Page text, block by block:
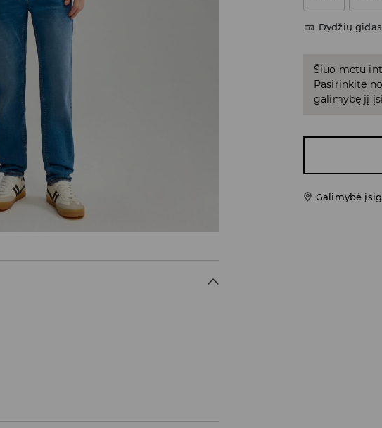
Dydžių gidas
Šiuo metu
Pasirinkite
galimybę jį
Galimybė